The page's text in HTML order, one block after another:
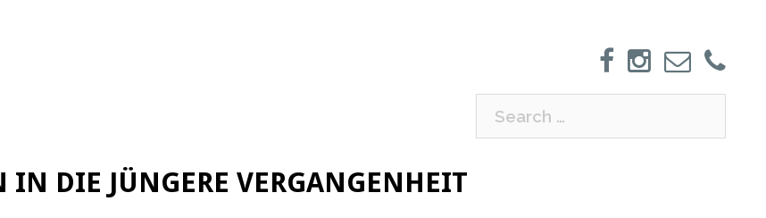
IN DIE JÜNGERE VERGANGENHEIT